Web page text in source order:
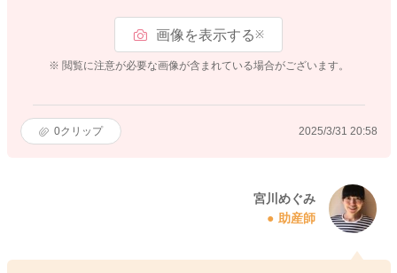
画像を表示する※
※ 閲覧に注意が必要な画像が含まれている場合がございます。
0クリップ 2025/3/31 20:58
宮川めぐみ
助産師